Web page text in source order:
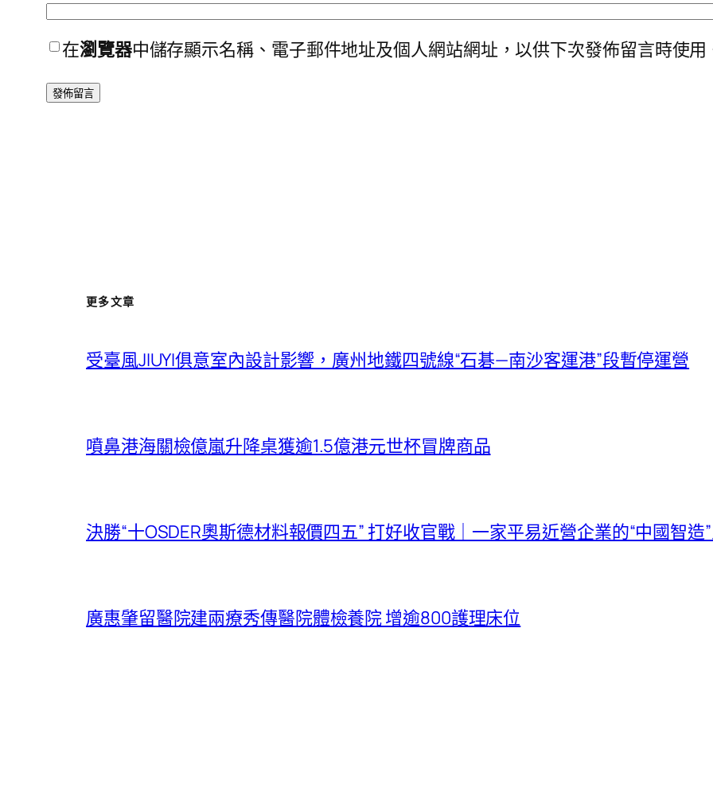
在瀏覽器中儲存顯示名稱、電子郵件地址及個人網站網址，以供下次發佈留言時使用
更多文章
受臺風JIUYI俱意室內設計影響，廣州地鐵四號線“石碁—南沙客運港”段暫停運營
噴鼻港海關檢億嵐升降桌獲逾1.5億港元世杯冒牌商品
決勝“十OSDER奧斯德材料報價四五” 打好收官戰｜一家平易近營企業的“中國智造
廣惠肇留醫院建兩療秀傳醫院體檢養院 增逾800護理床位